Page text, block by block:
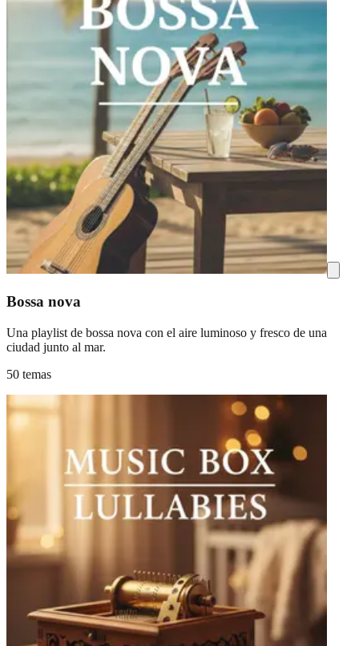
Bossa nova
Una playlist de bossa nova con el aire luminoso y fresco de una
ciudad junto al mar.
50 temas